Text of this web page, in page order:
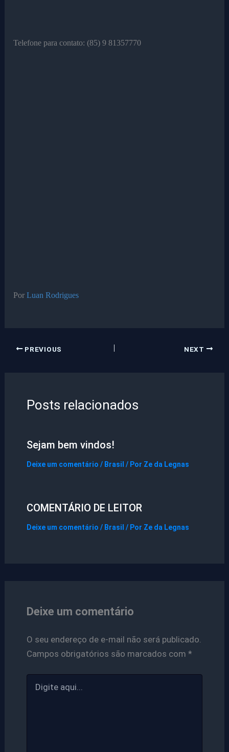
Telefone para contato: (85) 9 81357770
PorLuan Rodrigues
PREVIOUS NEXT
Posts relacionados
Sejam bem vindos!
Deixe um comentário / Brasil / Por Ze da Legnas
COMENTÁRIO DE LEITOR
Deixe um comentário / Brasil / Por Ze da Legnas
Deixe um comentário
O seu endereço de e-mail não será publicado.
Campos obrigatórios são marcados com *
aqui...